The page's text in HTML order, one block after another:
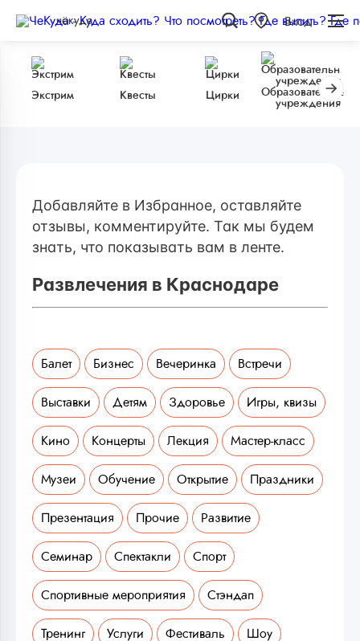
чёкуда Вход
Экстрим Квесты Цирки
Образовательные
учреждения
Добавляйте в Избранное, оставляйте
отзывы, комментируйте. Так мы будем
знать, что показывать вам в ленте.
Развлечения в Краснодаре
Балет Бизнес Вечеринка Встречи
Выставки Детям Здоровье Игры, квизы
Кино Концерты Лекция Мастер-класс
Музеи Обучение Открытие Праздники
Презентация Прочие Развитие
Семинар Спектакли Спорт
Спортивные мероприятия Стэндап
Тренинг Услуги Фестиваль Шоу